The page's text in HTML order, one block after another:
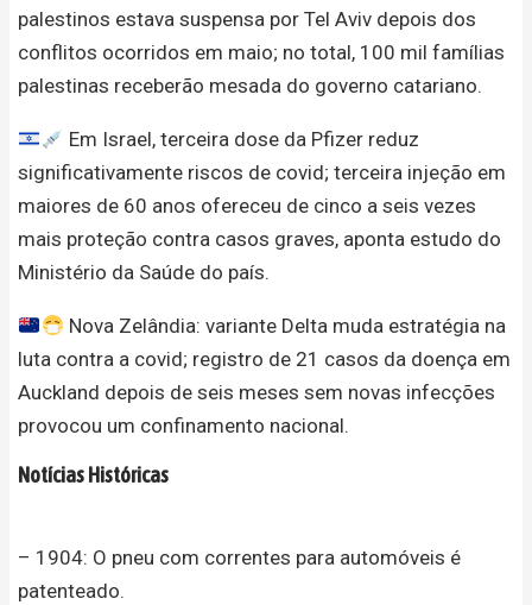
palestinos estava suspensa por Tel Aviv depois dos
conflitos ocorridos em maio; no total, 100 mil famílias
palestinas receberão mesada do governo catariano.
Em Israel, terceira dose da Pfizer reduz
significativamente riscos de covid; terceira injeção em
maiores de 60 anos ofereceu de cinco a seis vezes
mais proteção contra casos graves, aponta estudo do
Ministério da Saúde do país.
Nova Zelândia: variante Delta muda estratégia na
luta contra a covid; registro de 21 casos da doença em
Auckland depois de seis meses sem novas infecções
provocou um confinamento nacional.
Notícias Históricas
– 1904: O pneu com correntes para automóveis é
patenteado.